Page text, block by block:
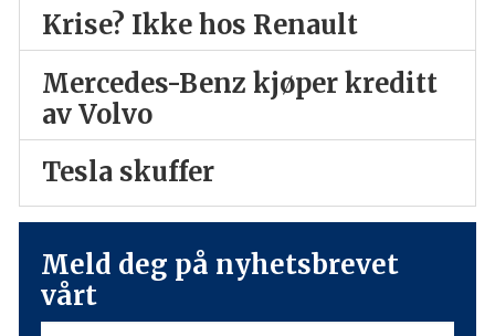
Krise? Ikke hos Renault
Mercedes-Benz kjøper kreditt
av Volvo
Tesla skuffer
Meld deg på nyhetsbrevet
vårt